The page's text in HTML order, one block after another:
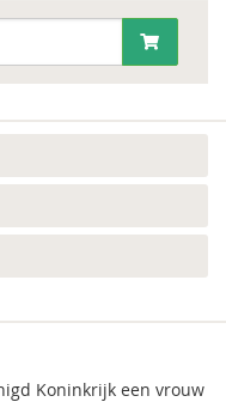
Koninkrijk een vrouw